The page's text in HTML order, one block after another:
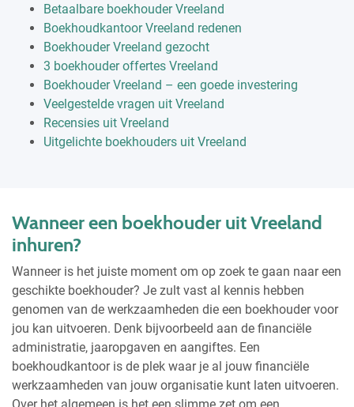
Betaalbare boekhouder Vreeland
Boekhoudkantoor Vreeland redenen
Boekhouder Vreeland gezocht
3 boekhouder offertes Vreeland
Boekhouder Vreeland – een goede investering
Veelgestelde vragen uit Vreeland
Recensies uit Vreeland
Uitgelichte boekhouders uit Vreeland
Wanneer een boekhouder uit Vreeland
inhuren?
Wanneer is het juiste moment om op zoek te gaan naar een
geschikte boekhouder? Je zult vast al kennis hebben
genomen van de werkzaamheden die een boekhouder voor
jou kan uitvoeren. Denk bijvoorbeeld aan de financiële
administratie, jaaropgaven en aangiftes. Een
boekhoudkantoor is de plek waar je al jouw financiële
werkzaamheden van jouw organisatie kunt laten uitvoeren.